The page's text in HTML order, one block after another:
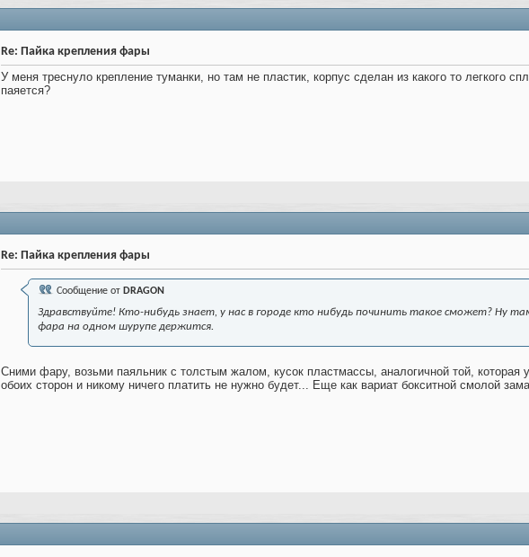
Re: Пайка крепления фары
У меня треснуло крепление туманки, но там не пластик, корпус сделан из какого то легкого
паяется?
Re: Пайка крепления фары
Сообщение от DRAGON
Здравствуйте! Кто-нибудь знает, у нас в городе кто нибудь починить такое сможет? Ну
фара на одном шурупе держится.
Сними фару, возьми паяльник с толстым жалом, кусок пластмассы, аналогичной той,
обоих сторон и никому ничего платить не нужно будет... Еще как вариат бокситной смолой